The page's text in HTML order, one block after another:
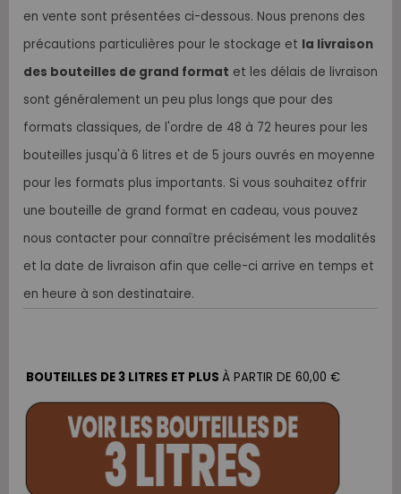
en vente sont présentées ci-dessous. Nous prenons des
précautions particulières pour le stockage et la livraison
des bouteilles de grand format et les délais de livraison
sont généralement un peu plus longs que pour des
formats classiques, de l'ordre de 48 à 72 heures pour les
bouteilles jusqu'à 6 litres et de 5 jours ouvrés en moyenne
pour les formats plus importants. Si vous souhaitez offrir
une bouteille de grand format en cadeau, vous pouvez
nous contacter pour connaître précisément les modalités
et la date de livraison afin que celle-ci arrive en temps et
en heure à son destinataire.
BOUTEILLES DE 3 LITRES ET PLUS À PARTIR DE 60,00 €